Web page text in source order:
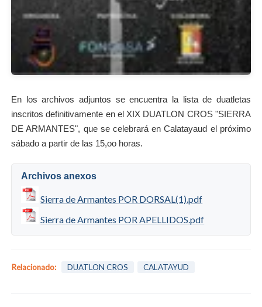
En los archivos adjuntos se encuentra la lista de duatletas
inscritos definitivamente en el XIX DUATLON CROS "SIERRA
DE ARMANTES", que se celebrará en Calatayaud el próximo
sábado a partir de las 15,oo horas.
Archivos anexos
Sierra de Armantes POR DORSAL(1).pdf
Sierra de Armantes POR APELLIDOS.pdf
Relacionado: DUATLON CROS CALATAYUD